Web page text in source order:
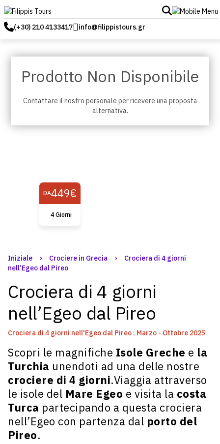
(+30) 210 4133417 info@filippistours.gr
Prodotto Non Disponibile
Contattare il nostro personale per ricevere una proposta
alternativa.
DA449€
4 Giorni
Iniziale › Crociere in Grecia ›
Crociera di 4 giorni
nell’Egeo dal Pireo
Crociera di 4 giorni
nell’Egeo dal Pireo
Crociera di 4 giorni nell'Egeo dal Pireo : Marzo - Ottobre 2025
Scopri le magnifiche Isole Greche e la
Turchia unendoti ad una delle nostre
crociere di 4 giorni.Viaggia attraverso
le isole del Mare Egeo e visita la costa
Turca partecipando a questa crociera
nell’Egeo con partenza dal porto del
Pireo.